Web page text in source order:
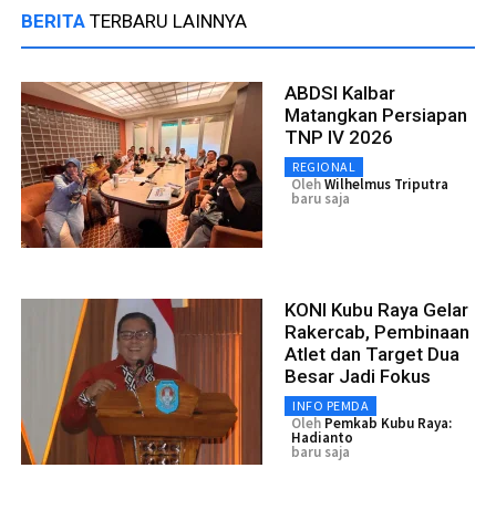
BERITA TERBARU LAINNYA
ABDSI Kalbar
Matangkan Persiapan
TNP IV 2026
REGIONAL
OlehWilhelmus Triputra
baru saja
KONI Kubu Raya Gelar
Rakercab, Pembinaan
Atlet dan Target Dua
Besar Jadi Fokus
INFO PEMDA
Oleh Pemkab Kubu Raya:
Hadianto
baru saja